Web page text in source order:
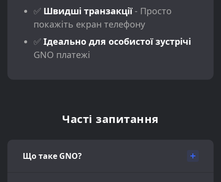
✅ Швидші транзакції- Просто
покажіть екран телефону
✅ Ідеально для особистої зустрічі
GNO платежі
Часті запитання
Що таке GNO?